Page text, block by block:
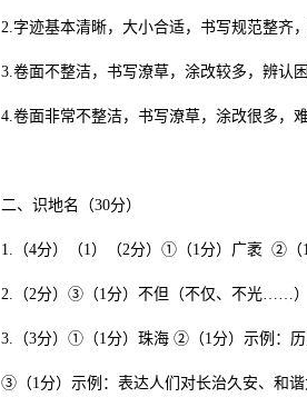
2.字迹基本清晰，大小合适，书写规范整齐
3.卷面不整洁，书写潦草，涂改较多，辨认
4.卷面非常不整洁，书写潦草，涂改很多，
二、识地名（30分）
1.（4分）（1）（2分）①（1分）广袤 ②（
2.（2分）③（1分）不但（不仅、不光……
3.（3分）①（1分）珠海 ②（1分）示例：
③（1分）示例：表达人们对长治久安、和谐